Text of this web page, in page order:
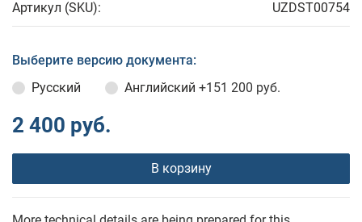
Артикул (SKU): UZDST00754
Выберите версию документа:
Русский
Английский +151 200 руб.
2 400 руб.
В корзину